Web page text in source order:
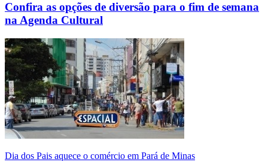
Confira as opções de diversão para o fim de semana
na Agenda Cultural
Dia dos Pais aquece o comércio em Pará de Minas